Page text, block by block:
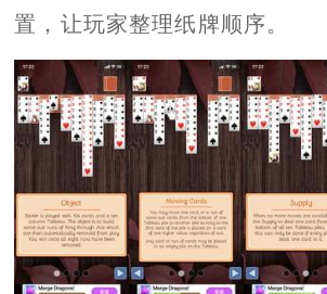
置，让玩家整理纸牌顺序。